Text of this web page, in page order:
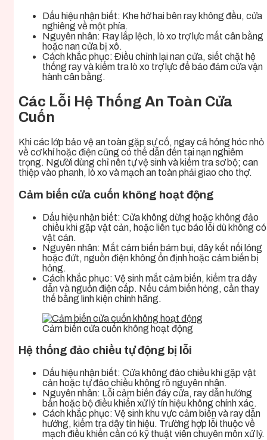
Dấu hiệu nhận biết: Khe hở hai bên ray không đều, cửa
nghiêng về một phía.
Nguyên nhân: Ray lắp lệch, lò xo trợ lực mất cân bằng
hoặc nan cửa bị xô.
Cách khắc phục: Điều chỉnh lại nan cửa, siết chặt hệ
thống ray và kiểm tra lò xo trợ lực để bảo đảm cửa vận
hành cân bằng.
Các Lỗi Hệ Thống An Toàn Cửa
Cuốn
Khi các lớp bảo vệ an toàn gặp sự cố, ngay cả hỏng hóc nhỏ
về cơ khí hoặc điện cũng có thể dẫn đến tai nạn nghiêm
trọng. Người dùng chỉ nên tự vệ sinh và kiểm tra sơ bộ; can
thiệp vào phanh, lò xo và mạch an toàn phải giao cho thợ.
Cảm biến cửa cuốn không hoạt động
Dấu hiệu nhận biết: Cửa không dừng hoặc không đảo
chiều khi gặp vật cản, hoặc liên tục báo lỗi dù không có
vật cản.
Nguyên nhân: Mắt cảm biến bám bụi, dây kết nối lỏng
hoặc đứt, nguồn điện không ổn định hoặc cảm biến bị
hỏng.
Cách khắc phục: Vệ sinh mắt cảm biến, kiểm tra dây
dẫn và nguồn điện cấp. Nếu cảm biến hỏng, cần thay
thế bằng linh kiện chính hãng.
Cảm biến cửa cuốn không hoạt động
Hệ thống đảo chiều tự động bị lỗi
Dấu hiệu nhận biết: Cửa không đảo chiều khi gặp vật
cản hoặc tự đảo chiều không rõ nguyên nhân.
Nguyên nhân: Lỗi cảm biến đáy cửa, ray dẫn hướng
bẩn hoặc bộ điều khiển xử lý tín hiệu không chính xác.
Cách khắc phục: Vệ sinh khu vực cảm biến và ray dẫn
hướng, kiểm tra dây tín hiệu. Trường hợp lỗi thuộc về
mạch điều khiển cần có kỹ thuật viên chuyên môn xử lý.